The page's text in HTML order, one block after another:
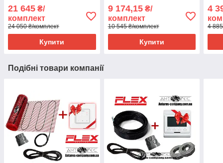
21 645 ₴/
комплект
24 050 ₴/комплект
Купити
9 174,15₴/
комплект
10 545 ₴/комплект
Купити
4
4
Подібні товари компанії